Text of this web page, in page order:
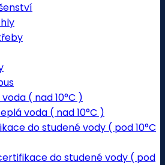
( nad 10°C )
voda ( nad 10°C )
do studené vody ( pod 10°C
do studené vody ( pod